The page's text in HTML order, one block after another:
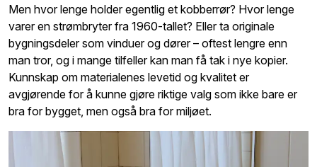
Men hvor lenge holder egentlig et kobberrør? Hvor lenge
varer en strømbryter fra 1960-tallet? Eller ta originale
bygningsdeler som vinduer og dører – oftest lengre enn
man tror, og i mange tilfeller kan man få tak i nye kopier.
Kunnskap om materialenes levetid og kvalitet er
avgjørende for å kunne gjøre riktige valg som ikke bare er
bra for bygget, men også bra for miljøet.